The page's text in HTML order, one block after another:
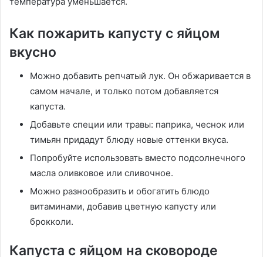
Как пожарить капусту с яйцом
вкусно
Можно добавить репчатый лук. Он обжаривается в
самом начале, и только потом добавляется
капуста.
Добавьте специи или травы: паприка, чеснок или
тимьян придадут блюду новые оттенки вкуса.
Попробуйте использовать вместо подсолнечного
масла оливковое или сливочное.
Можно разнообразить и обогатить блюдо
витаминами, добавив цветную капусту или
брокколи.
Капуста с яйцом на сковороде